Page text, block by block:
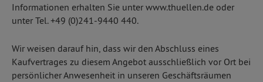
Informationen erhalten Sie unter www.thuellen.de oder
unter Tel. +49 (0)241-9440 440.
Wir weisen darauf hin, dass wir den Abschluss eines
Kaufvertrages zu diesem Angebot ausschließlich vor Ort bei
persönlicher Anwesenheit in unseren Geschäftsräumen